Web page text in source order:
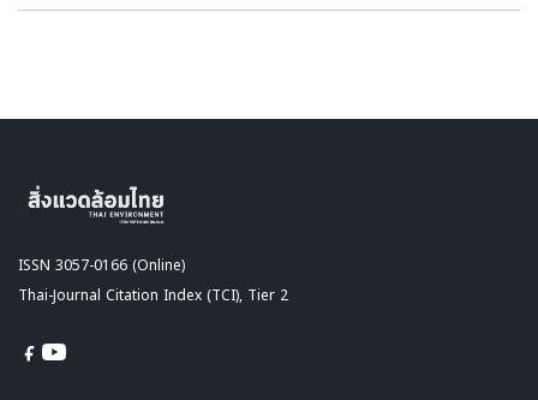
ISSN 3057-0166 (Online)
Thai-Journal Citation Index (TCI), Tier 2